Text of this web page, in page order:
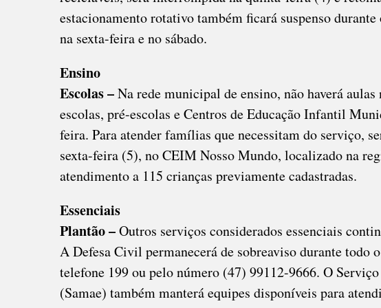
estacionamento rotativo também ficará suspenso
na sexta-feira e no sábado.
Ensino
Escolas –Na rede municipal de ensino, não haverá
escolas, pré-escolas e Centros de Educação Infantil
feira. Para atender famílias que necessitam do serviço,
sexta-feira (5), no CEIM Nosso Mundo, localizado na
atendimento a 115 crianças previamente cadastradas.
Essenciais
Plantão –Outros serviços considerados essenciais
A Defesa Civil permanecerá de sobreaviso durante todo
telefone 199 ou pelo número (47) 99112-9666. O
(Samae) também manterá equipes disponíveis para